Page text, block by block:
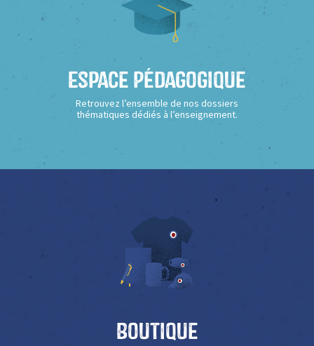
Espace Pédagogique
Retrouvez l’ensemble de nos dossiers
thématiques dédiés à l’enseignement.
Boutique